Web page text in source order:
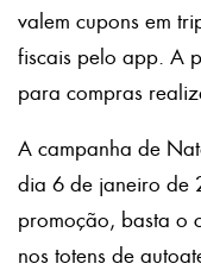
valem cupons em
fiscais pelo app. A
para compras
A campanha de
dia 6 de janeiro de
promoção, basta o
nos totens de